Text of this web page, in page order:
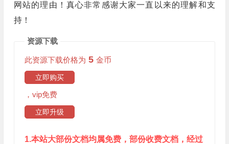
网站的理由！真心非常感谢大家一直以来的理解和支
持！
资源下载
此资源下载价格为 5 金币
立即购买
，vip免费
立即升级
1.本站大部份文档均属免费，部份收费文档，经过